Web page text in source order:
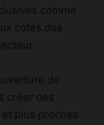
comme
côtés des
de
créer des
plus proches